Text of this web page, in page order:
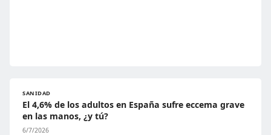
SANIDAD
El 4,6% de los adultos en España sufre eccema grave
en las manos, ¿y tú?
6/7/2026